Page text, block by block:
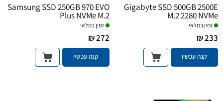
Gigabyte SSD 500GB 2500E
M.2 2280 NVMe
זמין במלאי
233 ₪
קנה עכשיו
Samsung SSD 250GB 970 EVO
Plus NVMe M.2
זמין במלאי
272 ₪
קנה עכשיו